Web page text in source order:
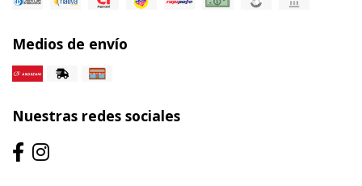
Medios de envío
Nuestras redes sociales